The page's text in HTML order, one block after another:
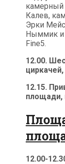
камерный
Калев,
Эрки
Ныммик и
Fine5.
12.00.
12.15.
площади,
12.00-